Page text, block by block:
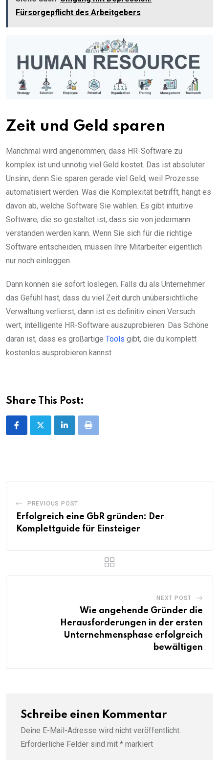
Fürsorgepflicht des Arbeitgebers
Zeit und Geld sparen
Manchmal wird angenommen, dass HR-Software zu
komplex ist und unnötig viel Geld kostet. Das ist absoluter
Unsinn, denn Sie sparen gerade viel Geld, weil Prozesse
automatisiert werden. Was die Komplexität betrifft, hängt es
davon ab, welche Software Sie wählen. Es gibt intuitive
Software, die so gestaltet ist, dass sie von jedermann
verstanden werden kann. Wenn Sie sich für die richtige
Software entscheiden, müssen Ihre Mitarbeiter eigentlich
nur noch einloggen.
Dann können sie sofort loslegen. Falls du als Unternehmer
das Gefühl hast, dass du viel Zeit durch unübersichtliche
Verwaltung verlierst, dann ist es definitiv einen Versuch
wert, intelligente HR-Software auszuprobieren. Das Schöne
daran ist, dass es großartige Tools gibt, die du komplett
kostenlos ausprobieren kannst.
Share This Post:
LinkedInPrint
PREVIOUS POST
Erfolgreich eine GbR gründen: Der
Komplettguide für Einsteiger
NEXT POST
Wie angehende Gründer die
Herausforderungen in der ersten
Unternehmensphase erfolgreich
bewältigen
Schreibe einen Kommentar
Deine E-Mail-Adresse wird nicht veröffentlicht.
Erforderliche Felder sind mit * markiert